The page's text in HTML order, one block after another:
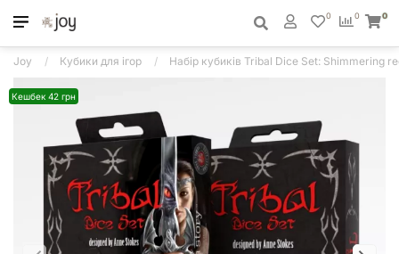
0
0 0
Joy Кубики для ігор Набір кубиків Tribal Dice Set: Shimmering
Кешбек 42 грн